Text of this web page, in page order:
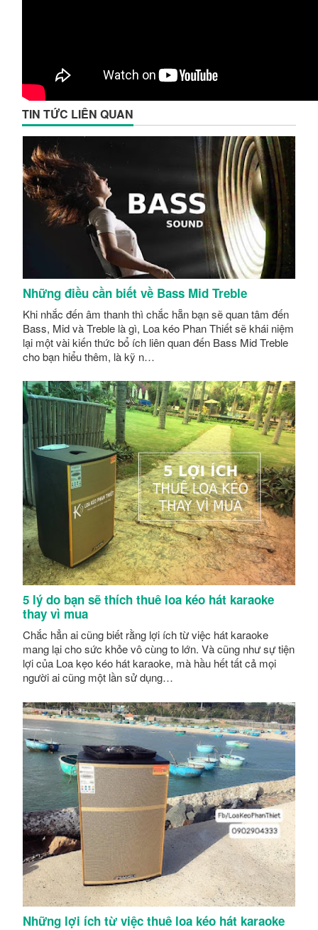
TIN TỨC LIÊN QUAN
Những điều cần biết về Bass Mid Treble
Khi nhắc đến âm thanh thì chắc hẵn bạn sẽ quan tâm đến
Bass, Mid và Treble là gì, Loa kéo Phan Thiết sẽ khái niệm
lại một vài kiến thức bổ ích liên quan đến Bass Mid Treble
cho bạn hiểu thêm, là kỹ n…
5 lý do bạn sẽ thích thuê loa kéo hát karaoke
thay vì mua
Chắc hẳn ai cũng biết rằng lợi ích từ việc hát karaoke
mang lại cho sức khỏe vô cùng to lớn. Và cũng như sự tiện
lợi của Loa kẹo kéo hát karaoke, mà hầu hết tất cả mọi
người ai cũng một lần sử dụng…
Những lợi ích từ việc thuê loa kéo hát karaoke